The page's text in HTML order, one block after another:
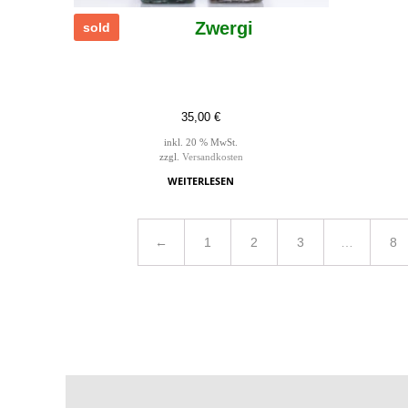
sold Zwergi
35,00€
inkl. 20 % MwSt.
zzgl. Versandkosten
WEITERLESEN
← 1 2 3 8